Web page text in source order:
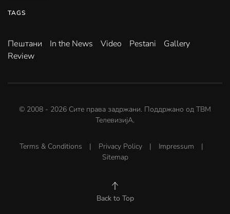
TAGS
Пештани In the News Video Pestani
Gallery
Review
© 2008 - 2026 Сите права задржани. Поддржано од ТВМ
ТелевизијА.
Terms & Conditions | Privacy Policy | Impressum |
Sitemap
Back to Top